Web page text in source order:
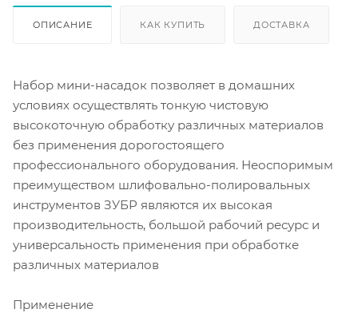
ОПИСАНИЕ КАК КУПИТЬ ДОСТАВКА
Набор мини-насадок позволяет в домашних
условиях осуществлять тонкую чистовую
высокоточную обработку различных материалов
без применения дорогостоящего
профессионального оборудования. Неоспоримым
преимуществом шлифовально-полировальных
инструментов ЗУБР являются их высокая
производительность, большой рабочий ресурс и
универсальность применения при обработке
различных материалов
Применение